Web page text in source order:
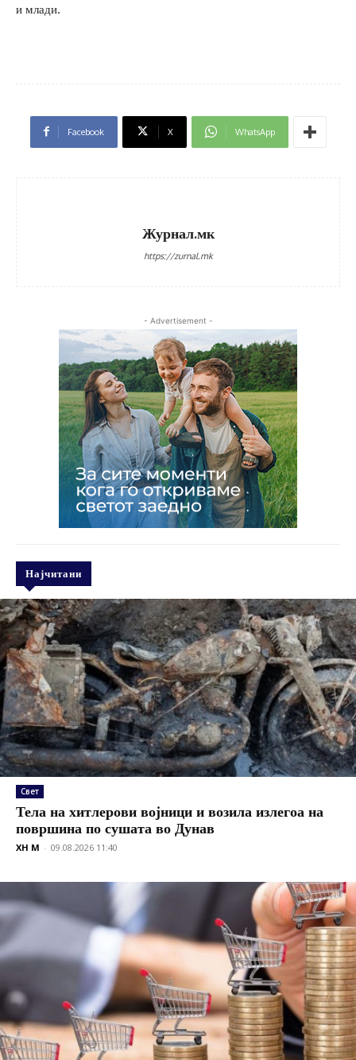
и млади.
Facebook X WhatsApp
Журнал.мк
https://zurnal.mk
- Advertisement -
Најчитани
Свет
Тела на хитлерови војници и возила излегоа на
површина по сушата во Дунав
XH M - 09.08.2026 11:40